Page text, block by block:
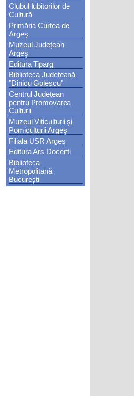
Clubul Iubitorilor de
Cultură
Primăria Curtea de
Argeş
Muzeul Județean
Argeş
Editura Tiparg
Biblioteca Județeană
"Dinicu Golescu"
Centrul Județean
pentru Promovarea
Culturii
Muzeul Viticulturii și
Pomiculturii Argeş
Filiala USR Argeş
Editura Ars Docenti
Biblioteca
Metropolitană
Bucureşti